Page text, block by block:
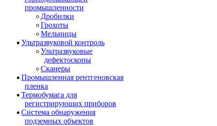
промышленности
Дробилки
Грохоты
Мельницы
Ультразвуковой контроль
Ультразвуковые
дефектоскопы
Сканеры
Промышленная рентгеновская
пленка
Термобумага для
регистрирующих приборов
Система обнаружения
подземных объектов